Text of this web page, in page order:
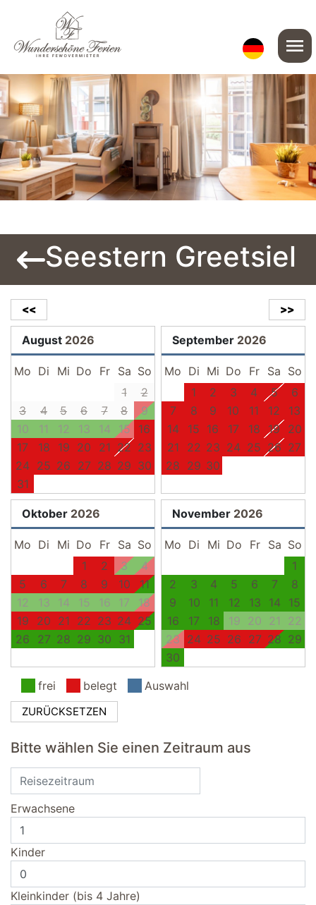
menu
Seestern Greetsiel
>>
<<
August 2026
Mo Di Mi Do Fr Sa So
1
2
3
4 5 6 7 8
9
10
11 12 13 14 15
16
17
18 19 20 21 22 23
24 25 26 27 28 29 30
31
September 2026
Mo Di Mi Do Fr Sa So
1
2 3 4 5
6
7
8 9 10 11 12
13
14
15 16 17 18 19 20
21
22 23 24 25 26 27
28 29 30
Oktober 2026
Mo Di Mi Do Fr Sa So
1
2 3
4
5
6 7 8 9 10
11
12
13 14 15 16 17
18
19
20 21 22 23 24 25
26
27 28 29 30 31
November 2026
Mo Di Mi Do Fr Sa So
1
2
3 4 5 6 7
8
9
10 11 12 13 14
15
16
17 18 19 20 21
22
23 24 25 26 27 28 29
30
frei
belegt Auswahl
ZURÜCKSETZEN
Bitte wählen Sie einen Zeitraum aus
Erwachsene
Kinder
Kleinkinder (bis 4 Jahre)